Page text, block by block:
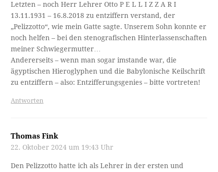
Letzten – noch Herr Lehrer Otto P E L L I Z Z A R I
13.11.1931 – 16.8.2018 zu entziffern verstand, der
„Pelizzotto“, wie mein Gatte sagte. Unserem Sohn konnte er
noch helfen – bei den stenografischen Hinterlassenschaften
meiner Schwiegermutter…
Andererseits – wenn man sogar imstande war, die
ägyptischen Hieroglyphen und die Babylonische Keilschrift
zu entziffern – also: Entzifferungsgenies – bitte vortreten!
Antworten
Thomas Fink
22. Oktober 2024 um 19:43 Uhr
Den Pelizzotto hatte ich als Lehrer in der ersten und